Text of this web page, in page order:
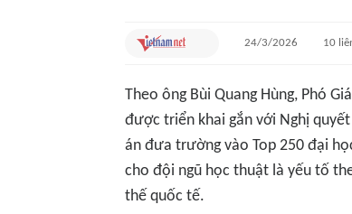
24/3/2026 10
Theo ông Bùi Quang Hùng, Phó
được triển khai gắn với Nghị
án đưa trường vào Top 250 đại
cho đội ngũ học thuật là yếu tố
thế quốc tế.